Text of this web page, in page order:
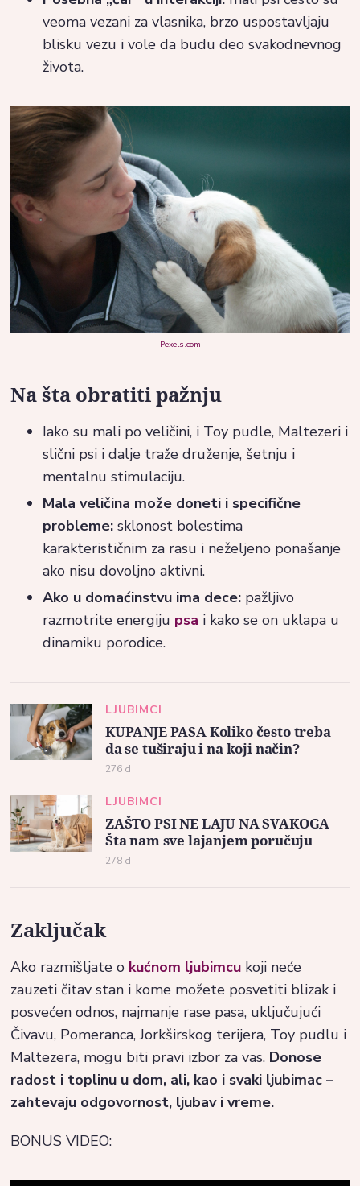
veoma vezani za vlasnika, brzo uspostavljaju
blisku vezu i vole da budu deo svakodnevnog
života.
Pexels.com
Na šta obratiti pažnju
Iako su mali po veličini, i Toy pudle, Maltezeri i
slični psi i dalje traže druženje, šetnju i
mentalnu stimulaciju.
Mala veličina može doneti i specifične
probleme: sklonost bolestima
karakterističnim za rasu i neželjeno ponašanje
ako nisu dovoljno aktivni.
Ako u domaćinstvu ima dece: pažljivo
razmotrite energiju psa i kako se on uklapa u
dinamiku porodice.
LJUBIMCI
KUPANJE PASA Koliko često treba
da se tuširaju i na koji način?
276 d
LJUBIMCI
ZAŠTO PSI NE LAJU NA SVAKOGA
Šta nam sve lajanjem poručuju
278 d
Zaključak
Ako razmišljate o kućnom ljubimcu koji neće
zauzeti čitav stan i kome možete posvetiti blizak i
posvećen odnos, najmanje rase pasa, uključujući
Čivavu, Pomeranca, Jorkširskog terijera, Toy pudlu i
Maltezera, mogu biti pravi izbor za vas. Donose
radost i toplinu u dom, ali, kao i svaki ljubimac –
zahtevaju odgovornost, ljubav i vreme.
BONUS VIDEO: